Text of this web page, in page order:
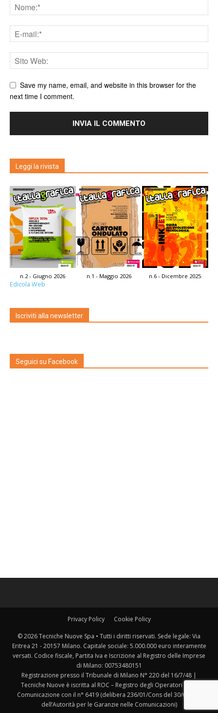
Save my name, email, and website in this browser for the
next time I comment.
Leggi la rivista
n.2 - Giugno 2026 n.1 - Maggio 2026 n.6 - Dicembre 2025
Edicola Web
Iscriviti alla newsletter
Seguici su Facebook
Privacy Policy Cookie Policy
© 2026 Tecniche Nuove Spa • Tutti i diritti riservati. Sede legale: Via
Eritrea 21 - 20157 Milano. Capitale sociale: 5.000.000 euro interamente
versati. Codice fiscale, Partita Iva e Iscrizione al Registro delle Imprese
di Milano: 00753480151
Registrazione presso il Tribunale di Milano N° 220 del 16/7/48 |
Tecniche Nuove è iscritta al ROC – Registro degli Operatori della
Comunicazione con il n° 6419 (delibera 236/01/Cons del 30/6/2001
dell’Autorità per le Garanzie nelle Comunicazioni)